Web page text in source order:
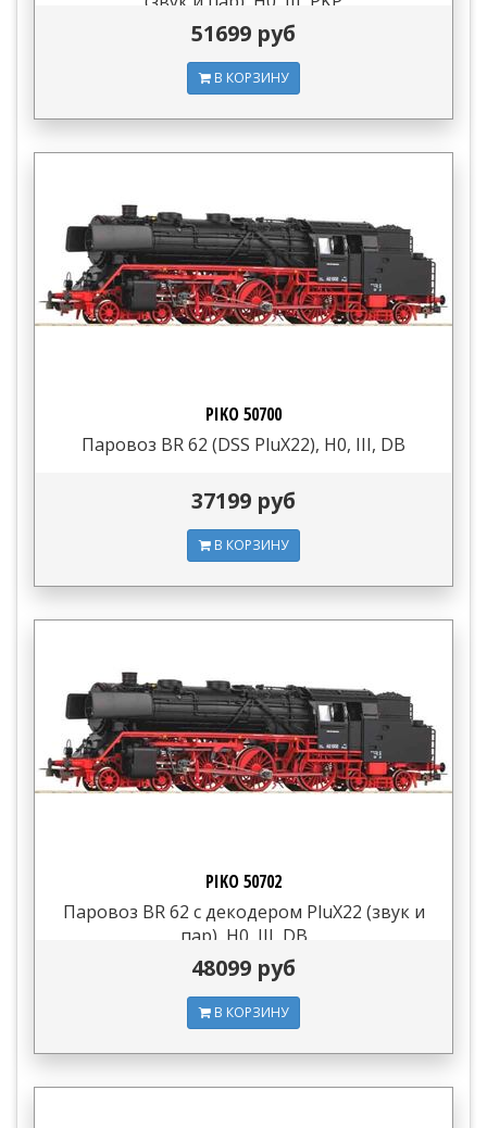
51699 руб
В КОРЗИНУ
PIKO 50700
Паровоз BR 62 (DSS PluX22), H0, III, DB
37199 руб
В КОРЗИНУ
PIKO 50702
Паровоз BR 62 с декодером PluX22 (звук и
пар), H0, III, DB
48099 руб
В КОРЗИНУ